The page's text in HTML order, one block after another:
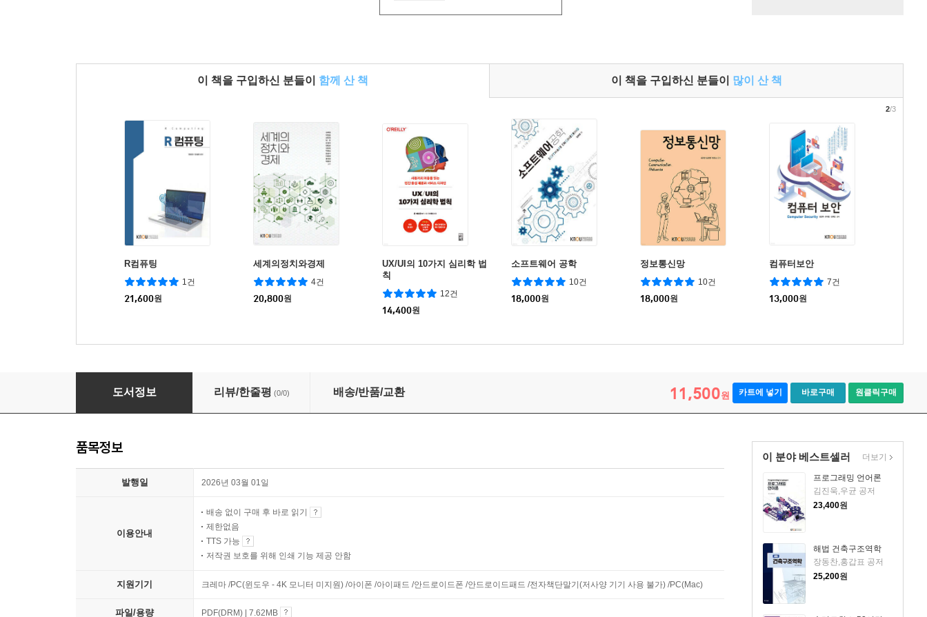
이 책을 구입하신 분들이 함께 산 책 이 책을 구입하신 분들이 많이 산 책
R컴퓨팅
1건
21,600원
세계의정치와경제
4건
20,800원
UX/UI의 10가지 심리학 법
칙
12건
14,400원
소프트웨어 공학
10건
18,000원
정보통신망
10건
18,000원
컴퓨터보안
7건
13,000원
2/3
데이터처리와활용
도서정보 리뷰/한줄평 (0/0) 배송/반품/교환 11,500원 카트에 넣기 바로구매 원클릭구매
이 분야 베스트셀러
프로그래밍 언어론
김진욱,우균 공저
23,400원
해법 건축구조역학
장동찬,홍갑표 공저
25,200원
더보기
품목정보
발행일 2026년 03월 01일
이용안내
배송 없이 구매 후 바로 읽기
제한없음
TTS 가능
저작권 보호를 위해 인쇄 기능 제공 안함
지원기기 크레마 /PC(윈도우 - 4K 모니터 미지원) /아이폰 /아이패드 /안드로이드폰 /안드로이드패드 /전자책단말기(저사양 기기 사용 불가) /PC(Mac)
파일/용량 PDF(DRM) | 7.62MB